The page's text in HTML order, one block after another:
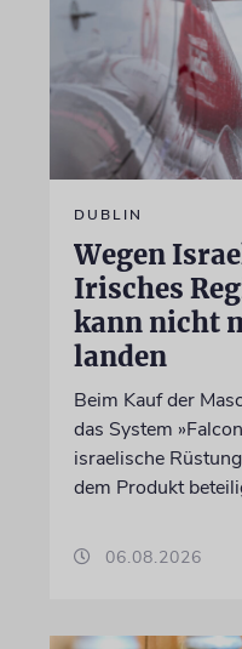
DUBLIN
Wegen
Irisches
kann nicht
landen
Beim Kauf der
das System
israelische
dem Produkt
06.08.2026